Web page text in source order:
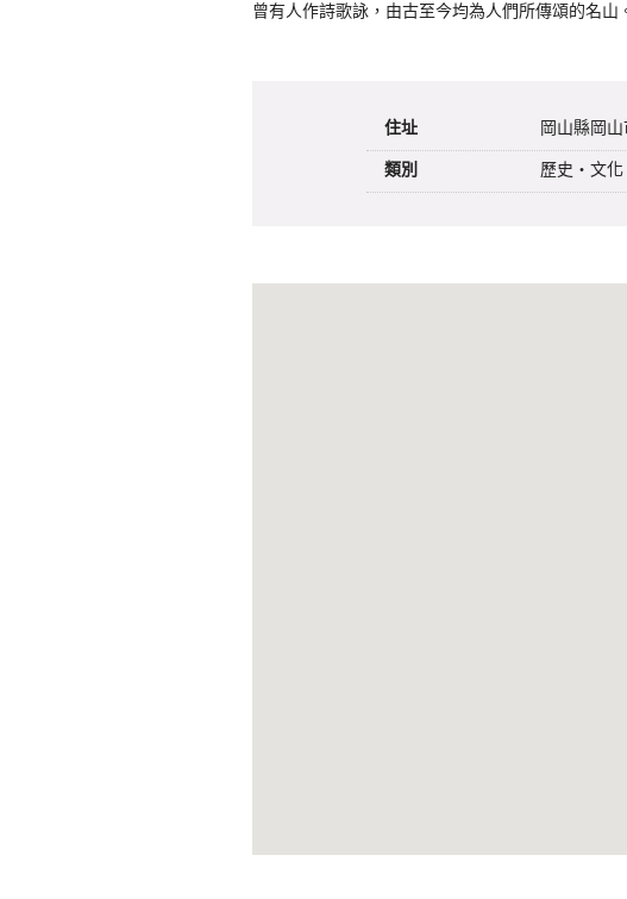
曾有人作詩歌詠，由古至今均為人們所傳頌的名山
住址 岡山縣岡
類別 歷史・文化